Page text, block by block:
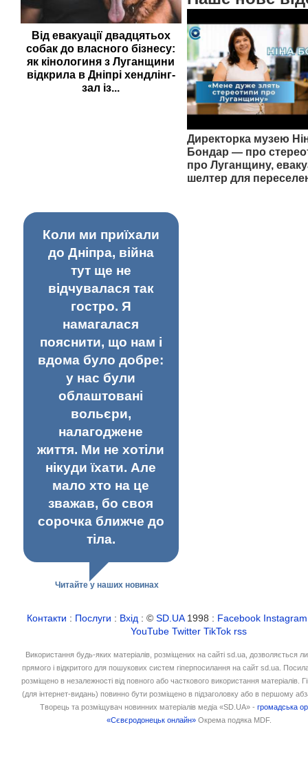
Від евакуації двадцятьох
собак до власного бізнесу:
як кінологиня з Луганщини
відкрила в Дніпрі хендлінг-
зал із...
Директорка музею
Бондар — про
про Луганщину,
шелтер для
Коли ми приїхали
до Дніпра, війна
тут ще не
відчувалася так
гостро. Я
намагалася
пояснити, що нам і
вдома було добре:
у нас були
облаштовані
вольєри,
налагоджене
життя. Ми не хотіли
нікуди їхати. Але
мало хто на це
зважав, бо своя
сорочка ближче до
тіла.
Читайте у наших новинах
Контакти : Послуги : Вхід : ©SD.UA1998 : Facebook Instagram
YouTube Twitter TikTok rss
Використання будь-яких матеріалів, розміщених на сайті sd.ua, дозволяється
прямого і відкритого для пошукових систем гіперпосилання на сайт sd.ua.
розміщено в незалежності від повного або часткового використання матеріалів.
(для інтернет-видань) повинно бути розміщено в підзаголовку або в першому
Творець та розміщувач новинних матеріалів медіа «SD.UA» -громадська
«Сєвєродонецьк онлайн» Окрема подяка MDF.